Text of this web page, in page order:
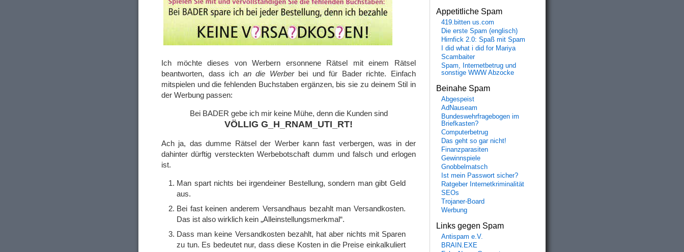
Ich möchte dieses von Werbern ersonnene Rätsel mit einem Rätsel
beantworten, dass ich an die Werberbei und für Bader richte. Einfach
mitspielen und die fehlenden Buchstaben ergänzen, bis sie zu deinem Stil in
der Werbung passen:
Bei BADER gebe ich mir keine Mühe, denn die Kunden sind
VÖLLIG G_H_RNAM_UTI_RT!
Ach ja, das dumme Rätsel der Werber kann fast verbergen, was in der
dahinter dürftig versteckten Werbebotschaft dumm und falsch und erlogen
ist.
Man spart nichts bei irgendeiner Bestellung, sondern man gibt Geld
aus.
Bei fast keinen anderem Versandhaus bezahlt man Versandkosten.
Das ist also wirklich kein „Alleinstellungsmerkmal“.
Dass man keine Versandkosten bezahlt, hat aber nichts mit Sparen
zu tun. Es bedeutet nur, dass diese Kosten in die Preise einkalkuliert
Appetitliche Spam
419.bitten us.com
Die erste Spam (englisch)
Hirnfick 2.0: Spaß mit Spam
I did what i did for Mariya
Scambaiter
Spam, Internetbetrug und
sonstige WWW Abzocke
Beinahe Spam
Abgespeist
AdNauseam
Bundeswehrfragebogen im
Briefkasten?
Computerbetrug
Das geht so gar nicht!
Finanzparasiten
Gewinnspiele
Gnobbelmatsch
Ist mein Passwort sicher?
Ratgeber Internetkriminalität
SEOs
Trojaner-Board
Werbung
Links gegen Spam
Antispam e.V.
BRAIN.EXE